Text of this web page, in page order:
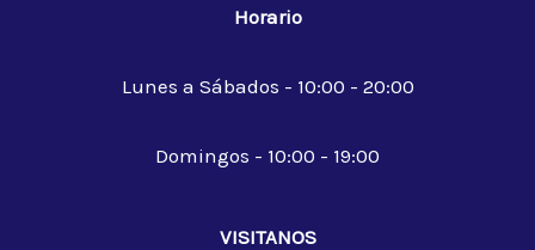
Horario
Lunes a Sábados - 10:00 - 20:00
Domingos - 10:00 - 19:00
VISITANOS